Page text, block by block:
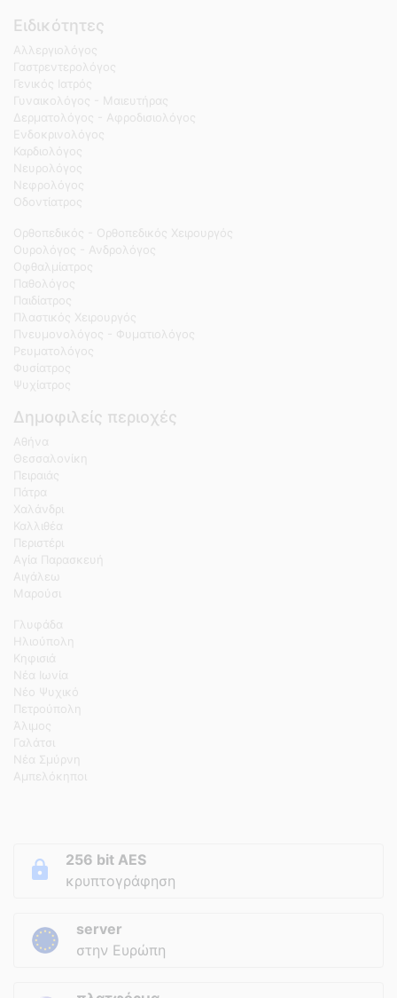
Ειδικότητες
Αλλεργιολόγος
Γαστρεντερολόγος
Γενικός Ιατρός
Γυναικολόγος - Μαιευτήρας
Δερματολόγος - Αφροδισιολόγος
Ενδοκρινολόγος
Καρδιολόγος
Νευρολόγος
Νεφρολόγος
Οδοντίατρος
Ορθοπεδικός - Ορθοπεδικός Χειρουργός
Ουρολόγος - Ανδρολόγος
Οφθαλμίατρος
Παθολόγος
Παιδίατρος
Πλαστικός Χειρουργός
Πνευμονολόγος - Φυματιολόγος
Ρευματολόγος
Φυσίατρος
Ψυχίατρος
Δημοφιλείς περιοχές
Αθήνα
Θεσσαλονίκη
Πειραιάς
Πάτρα
Χαλάνδρι
Καλλιθέα
Περιστέρι
Αγία Παρασκευή
Αιγάλεω
Μαρούσι
Γλυφάδα
Ηλιούπολη
Κηφισιά
Νέα Ιωνία
Νέο Ψυχικό
Πετρούπολη
Άλιμος
Γαλάτσι
Νέα Σμύρνη
Αμπελόκηποι
256 bit AES
κρυπτογράφηση
server
στην Ευρώπη